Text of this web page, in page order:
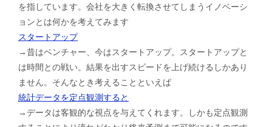
を指しています。会社を大きく転換させてしまうイノベーシ
ョンとは何かを考えてみます
スタートアップ
→昔はベンチャー、今はスタートアップ。スタートアップと
は時間との戦い。結果を出すスピードを上げ続けるしかあり
ません。そんなとき考えることといえば
統計データを定点観測すると
→データは客観的な視点を与えてくれます。しかも定点観測